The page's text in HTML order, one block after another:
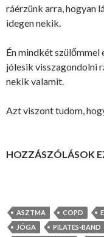
ráérzünk arra, hogyan
idegen nekik.
Én mindkét
jólesik visszagondolni
nekik valamit.
Azt viszont tudom,
HOZZÁSZÓLÁSOK
ASZTMA COPD
JÓGA
PILATES-BAND